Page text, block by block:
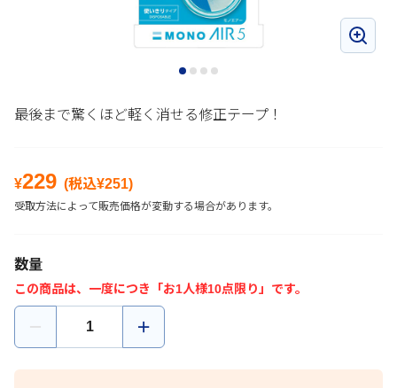
最後まで驚くほど軽く消せる修正テープ！
¥229 (税込¥251)
受取方法によって販売価格が変動する場合があります。
数量
この商品は、一度につき「お1人様10点限り」です。